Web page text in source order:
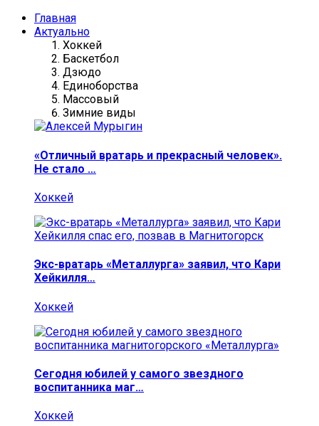
Главная
Актуально
Хоккей
Баскетбол
Дзюдо
Единоборства
Массовый
Зимние виды
«Отличный вратарь и прекрасный человек».
Не стало …
Хоккей
Экс-вратарь «Металлурга» заявил, что Кари
Хейкилля…
Хоккей
Сегодня юбилей у самого звездного
воспитанника маг…
Хоккей